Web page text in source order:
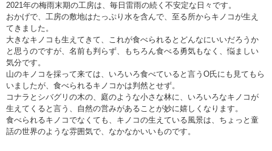
2021年の梅雨末期の工房は、毎日雷雨の続く不安定な日々です。
おかげで、工房の敷地はたっぷり水を含んで、至る所からキノコが生え
てきました。
大きなキノコも生えてきて、これが食べられるとどんなにいいだろうか
と思うのですが、名前も判らず、もちろん食べる勇気もなく、悩ましい
気分です。
山のキノコを採って来ては、いろいろ食べていると言うO氏にも見てもら
いましたが、食べられるキノコかは判然とせず。
コナラとシバグリの木の、庭のような小さな林に、いろいろなキノコが
生えてくると言う、自然の営みがあることが妙に嬉しくなります。
食べられるキノコでなくても、キノコの生えている風景は、ちょっと童
話の世界のような雰囲気で、なかなかいいものです。